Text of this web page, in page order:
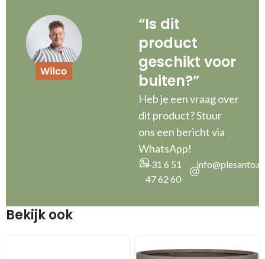
“Is dit
product
geschikt voor
buiten?”
Heb je een vraag over
dit product? Stuur
ons een bericht via
WhatsApp!
+31 6 51
47 62 60
info@plesanto.nl
Bekijk ook